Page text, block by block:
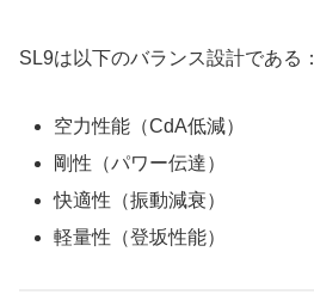
SL9は以下のバランス設計である：
空力性能（CdA低減）
剛性（パワー伝達）
快適性（振動減衰）
軽量性（登坂性能）